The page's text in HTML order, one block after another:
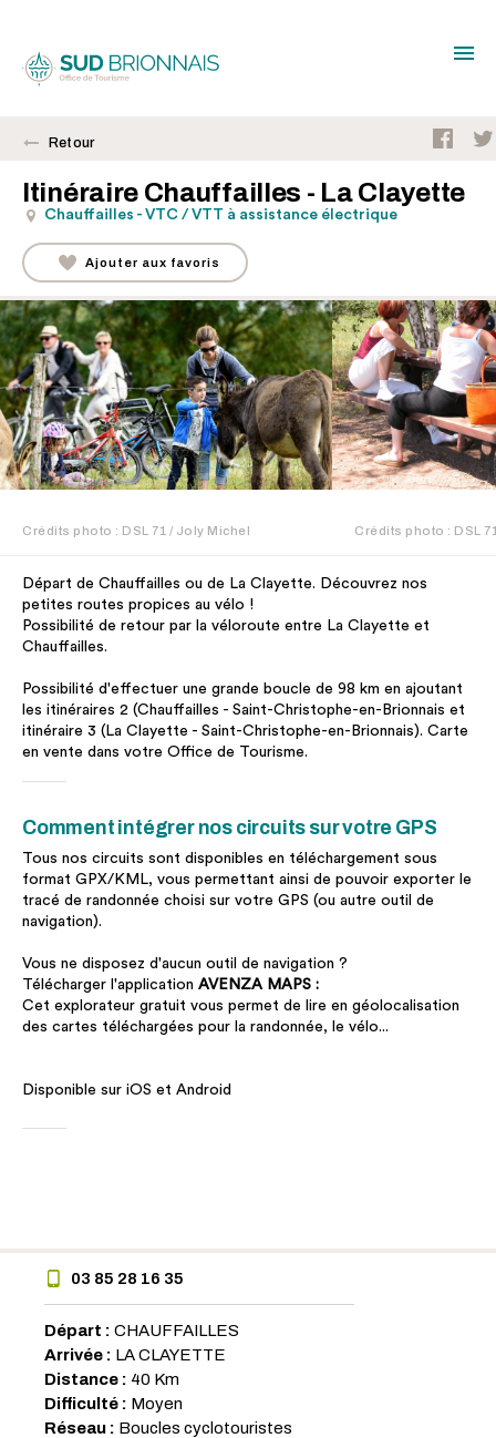
Retour
Itinéraire Chauffailles - La Clayette
Chauffailles - VTC / VTT à assistance électrique
Ajouter aux favoris
Crédits photo : DSL 71 / Joly Michel Crédits photo : DSL
Départ de Chauffailles ou de La Clayette. Découvrez nos
petites routes propices au vélo !
Possibilité de retour par la véloroute entre La Clayette et
Chauffailles.
Possibilité d'effectuer une grande boucle de 98 km en ajoutant
les itinéraires 2 (Chauffailles - Saint-Christophe-en-Brionnais et
itinéraire 3 (La Clayette - Saint-Christophe-en-Brionnais). Carte
en vente dans votre Office de Tourisme.
Comment intégrer nos circuits sur votre GPS
Tous nos circuits sont disponibles en téléchargement sous
format GPX/KML, vous permettant ainsi de pouvoir exporter le
tracé de randonnée choisi sur votre GPS (ou autre outil de
navigation).
Vous ne disposez d'aucun outil de navigation ?
Télécharger l'application AVENZA MAPS :
Cet explorateur gratuit vous permet de lire en géolocalisation
des cartes téléchargées pour la randonnée, le vélo...
Disponible sur iOS et Android
03 85 28 16 35
Départ : CHAUFFAILLES
Arrivée : LA CLAYETTE
Distance : 40 Km
Difficulté : Moyen
Réseau : Boucles cyclotouristes